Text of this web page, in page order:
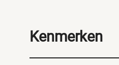
Kenmerken